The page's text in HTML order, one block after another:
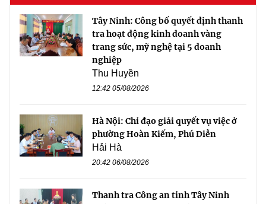
Tây Ninh: Công bố quyết định thanh
tra hoạt động kinh doanh vàng
trang sức, mỹ nghệ tại 5 doanh
nghiệp
Thu Huyền
12:42 05/08/2026
Hà Nội: Chỉ đạo giải quyết vụ việc ở
phường Hoàn Kiếm, Phú Diễn
Hải Hà
20:42 06/08/2026
Thanh tra Công an tỉnh Tây Ninh